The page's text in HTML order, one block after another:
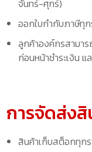
จันทร์-ศุกร์)
ออกใบกำกับภาษีทุ
ลูกค้าองค์กรสามาร
ก่อนหน้าชำระเงิน แ
การจัดส่ง
สินค้าเก็บสต็อกทุก